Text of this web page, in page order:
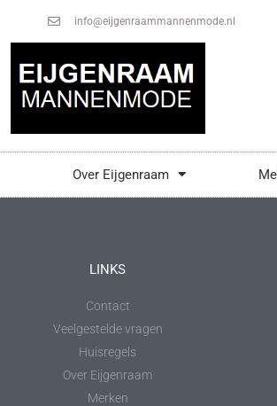
info@eijgenraammannenmode.nl
Over Eijgenraam
LINKS
Contact
Veelgestelde vragen
Huisregels
Over Eijgenraam
Merken